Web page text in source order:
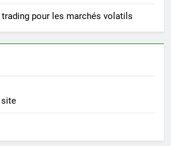
pour les marchés volatils
site